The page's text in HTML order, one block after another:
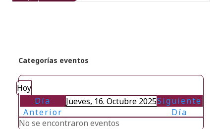
recientes
Categorías eventos
Hoy
Día
Anterior
Jueves, 16. Octubre 2025Siguiente
Día
No se encontraron eventos